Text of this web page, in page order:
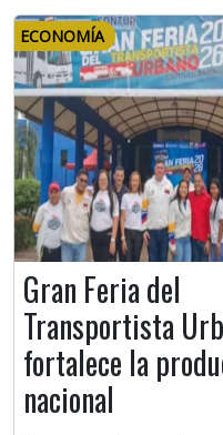
ECONOMÍA
Gran Feria del
Transportista
fortalece la
nacional